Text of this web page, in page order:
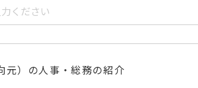
元）の人事・総務の紹介